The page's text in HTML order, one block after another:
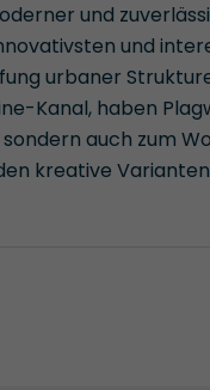
und
und
urbaner
Kanal, haben
auch zum
kreative